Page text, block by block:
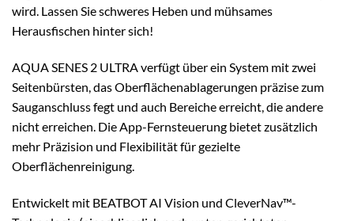
wird. Lassen Sie schweres Heben und mühsames
Herausfischen hinter sich!
AQUA SENES 2 ULTRA verfügt über ein System mit zwei
Seitenbürsten, das Oberflächenablagerungen präzise zum
Sauganschluss fegt und auch Bereiche erreicht, die andere
nicht erreichen. Die App-Fernsteuerung bietet zusätzlich
mehr Präzision und Flexibilität für gezielte
Oberflächenreinigung.
Entwickelt mit BEATBOT AI Vision und CleverNav™-